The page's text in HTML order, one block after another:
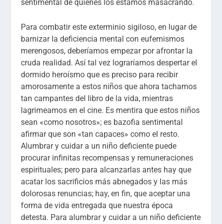
sentimental de quienes los estamos masacrando.
Para combatir este exterminio sigiloso, en lugar de
barnizar la deficiencia mental con eufemismos
merengosos, deberíamos empezar por afrontar la
cruda realidad. Así tal vez lograríamos despertar el
dormido heroísmo que es preciso para recibir
amorosamente a estos niños que ahora tachamos
tan campantes del libro de la vida, mientras
lagrimeamos en el cine. Es mentira que estos niños
sean «como nosotros»; es bazofia sentimental
afirmar que son «tan capaces» como el resto.
Alumbrar y cuidar a un niño deficiente puede
procurar infinitas recompensas y remuneraciones
espirituales; pero para alcanzarlas antes hay que
acatar los sacrificios más abnegados y las más
dolorosas renuncias; hay, en fin, que aceptar una
forma de vida entregada que nuestra época
detesta. Para alumbrar y cuidar a un niño deficiente